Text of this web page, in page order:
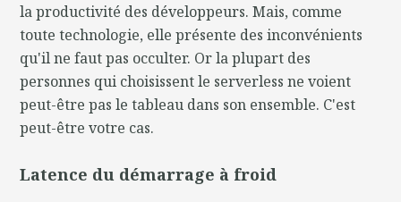
la productivité des développeurs. Mais, comme
toute technologie, elle présente des inconvénients
qu'il ne faut pas occulter. Or la plupart des
personnes qui choisissent le serverless ne voient
peut-être pas le tableau dans son ensemble. C'est
peut-être votre cas.
Latence du démarrage à froid